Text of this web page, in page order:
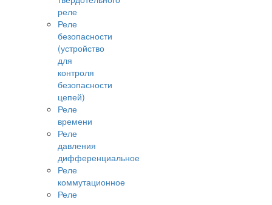
реле
Реле
безопасности
(устройство
для
контроля
безопасности
цепей)
Реле
времени
Реле
давления
дифференциальное
Реле
коммутационное
Реле